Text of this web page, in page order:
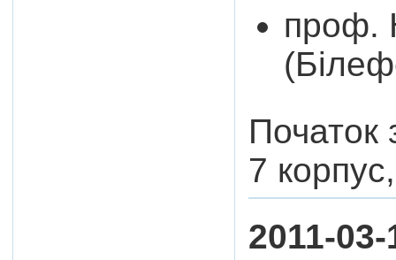
проф.
Початок
7
2011-03-